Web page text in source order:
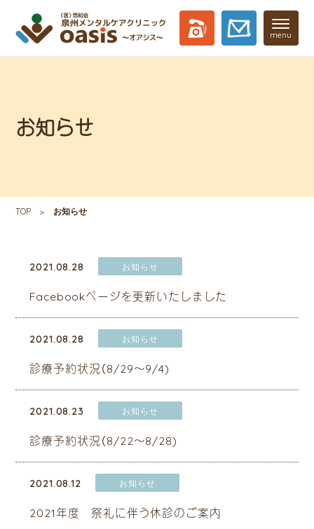
menu
お知らせ
TOP お知らせ
2021.08.28 お知らせ
Facebookページを更新いたしました
2021.08.28 お知らせ
診療予約状況（8/29～9/4)
2021.08.23 お知らせ
診療予約状況（8/22～8/28)
2021.08.12 お知らせ
2021年度 祭礼に伴う休診のご案内